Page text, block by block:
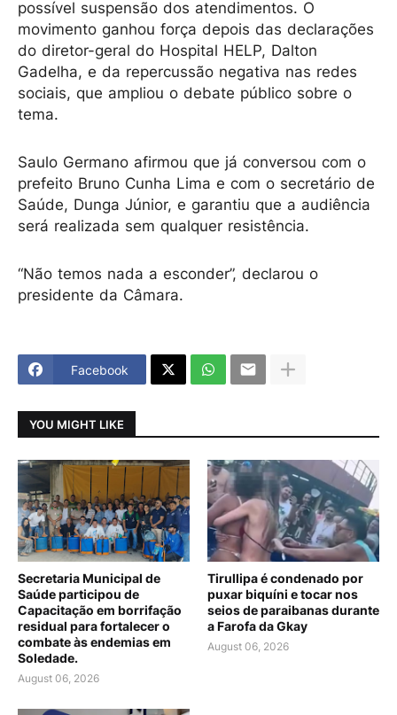
possível suspensão dos atendimentos. O
movimento ganhou força depois das declarações
do diretor-geral do Hospital HELP, Dalton
Gadelha, e da repercussão negativa nas redes
sociais, que ampliou o debate público sobre o
tema.
Saulo Germano afirmou que já conversou com o
prefeito Bruno Cunha Lima e com o secretário de
Saúde, Dunga Júnior, e garantiu que a audiência
será realizada sem qualquer resistência.
“Não temos nada a esconder”, declarou o
presidente da Câmara.
Facebook
YOU MIGHT LIKE
Secretaria Municipal de
Saúde participou de
Capacitação em borrifação
residual para fortalecer o
combate às endemias em
Soledade.
August 06, 2026
Tirullipa é condenado por
puxar biquíni e tocar nos
seios de paraibanas durante
a Farofa da Gkay
August 06, 2026